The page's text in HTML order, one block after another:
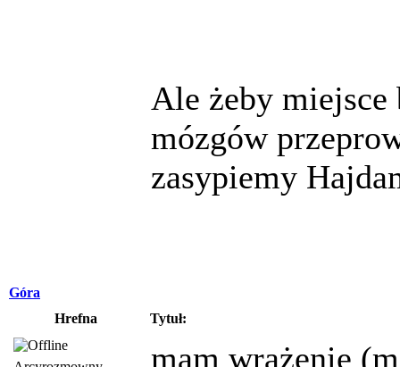
Ale żeby miejsce
mózgów
zasypiemy
Góra
Hrefna
Tytuł:
mam wrażenie